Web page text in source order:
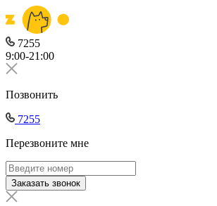
7255
9:00-21:00
Позвонить
7255
Перезвоните мне
Заказать звонок